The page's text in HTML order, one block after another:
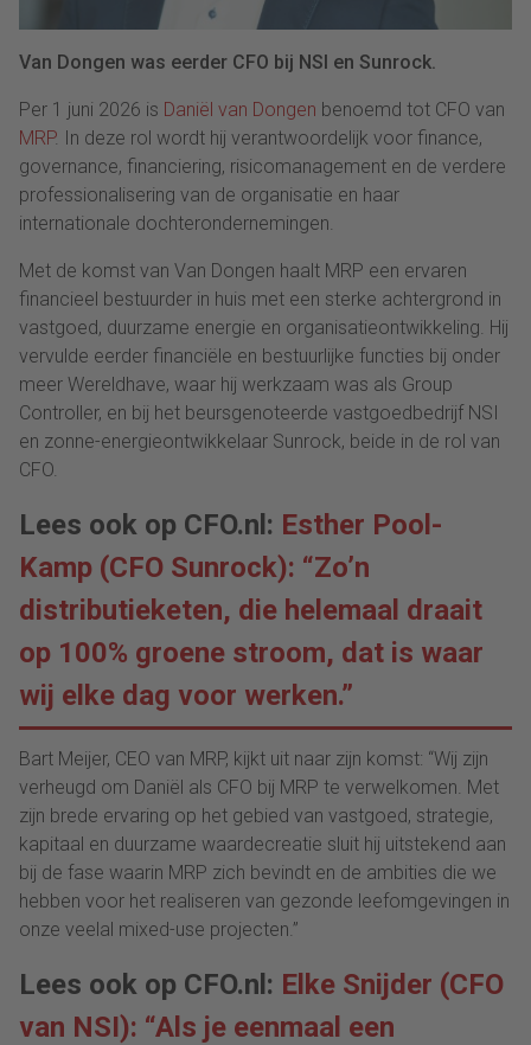
Van Dongen was eerder CFO bij NSI en Sunrock.
Per 1 juni 2026 is Daniël van Dongen benoemd tot CFO van
MRP. In deze rol wordt hij verantwoordelijk voor finance,
governance, financiering, risicomanagement en de verdere
professionalisering van de organisatie en haar
internationale dochterondernemingen.
Met de komst van Van Dongen haalt MRP een ervaren
financieel bestuurder in huis met een sterke achtergrond in
vastgoed, duurzame energie en organisatieontwikkeling. Hij
vervulde eerder financiële en bestuurlijke functies bij onder
meer Wereldhave, waar hij werkzaam was als Group
Controller, en bij het beursgenoteerde vastgoedbedrijf NSI
en zonne-energieontwikkelaar Sunrock, beide in de rol van
CFO.
Lees ook op CFO.nl: Esther Pool-
Kamp (CFO Sunrock): “Zo’n
distributieketen, die helemaal draait
op 100% groene stroom, dat is waar
wij elke dag voor werken.”
Bart Meijer, CEO van MRP, kijkt uit naar zijn komst: “Wij zijn
verheugd om Daniël als CFO bij MRP te verwelkomen. Met
zijn brede ervaring op het gebied van vastgoed, strategie,
kapitaal en duurzame waardecreatie sluit hij uitstekend aan
bij de fase waarin MRP zich bevindt en de ambities die we
hebben voor het realiseren van gezonde leefomgevingen in
onze veelal mixed-use projecten.”
Lees ook op CFO.nl: Elke Snijder (CFO
van NSI): “Als je eenmaal een